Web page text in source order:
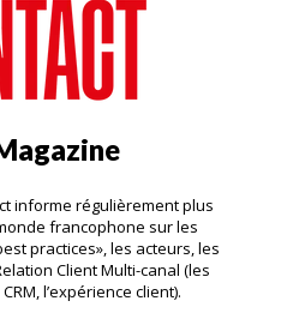
informe régulièrement plus
francophone sur les
practices», les acteurs, les
Client Multi-canal (les
l’expérience client).